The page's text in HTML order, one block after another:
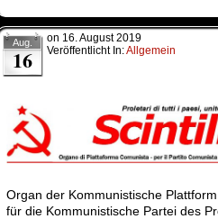
Aug.
16
on 16. August 2019
Veröffentlicht In:Allgemein
Organ der Kommunistische Plattform
für die Kommunistische Partei des